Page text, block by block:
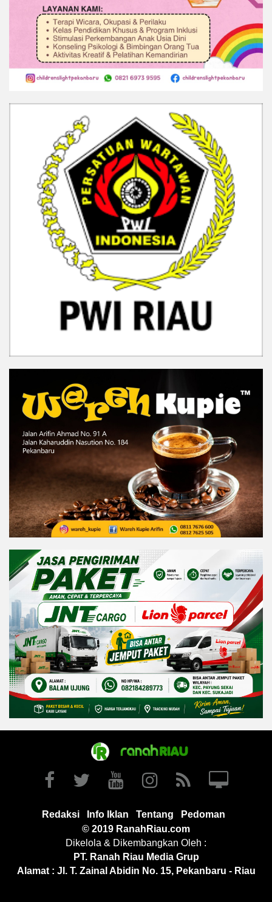
Redaksi Info Iklan Tentang
Pedoman
© 2019 RanahRiau.com
Dikelola & Dikembangkan Oleh :
PT. Ranah Riau Media Grup
Alamat : Jl. T. Zainal Abidin No. 15, Pekanbaru - Riau